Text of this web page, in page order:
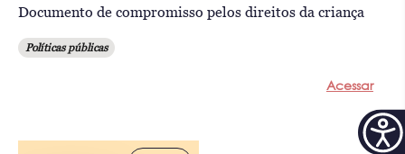
Documento de compromisso pelos direitos da criança
Políticas públicas
Acessar